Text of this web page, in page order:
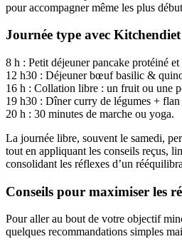
pour accompagner même les plus
Journée type avec Kitchendiet
8 h : Petit déjeuner pancake protéiné
12 h30 : Déjeuner bœuf basilic &
16 h : Collation libre : un fruit ou une
19 h30 : Dîner curry de légumes + flan
20 h : 30 minutes de marche ou yoga.
La journée libre, souvent le samedi,
tout en appliquant les conseils reçus,
consolidant les réflexes d’un
Conseils pour maximiser les
Pour aller au bout de votre objectif
quelques recommandations simples